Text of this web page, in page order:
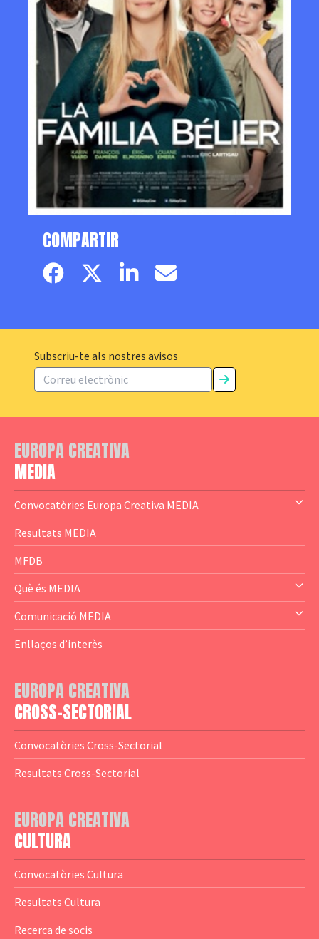
COMPARTIR
Facebook pageTwitter page
LinkedinEmail
Subscriu-te als nostres avisos
EUROPA CREATIVA
MEDIA
Convocatòries Europa Creativa MEDIA
— Content Cluster
— Business Cluster
— Audience Cluster
— Altres
Resultats MEDIA
MFDB
Què és MEDIA
— El subprograma MEDIA
— Agència Executiva
— Logotips
Comunicació MEDIA
— Estrenes a Catalunya
— Notícies
— Publicacions
— Guies MEDIA
— Altres Guies
— Presentacions
— Estudis
Enllaços d’interès
EUROPA CREATIVA
CROSS-SECTORIAL
Convocatòries Cross-Sectorial
Resultats Cross-Sectorial
EUROPA CREATIVA
CULTURA
Convocatòries Cultura
Resultats Cultura
Recerca de socis